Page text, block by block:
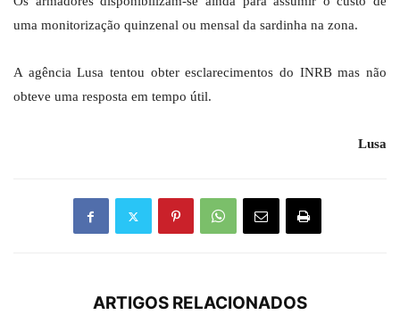
uma monitorização quinzenal ou mensal da sardinha na zona.
A agência Lusa tentou obter esclarecimentos do INRB mas não
obteve uma resposta em tempo útil.
Lusa
ARTIGOS RELACIONADOS